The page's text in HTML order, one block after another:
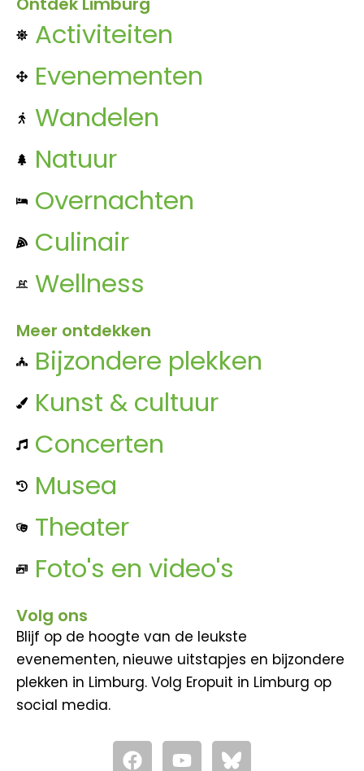
Activiteiten
Evenementen
Wandelen
Natuur
Overnachten
Culinair
Wellness
Meer ontdekken
Bijzondere plekken
Kunst & cultuur
Concerten
Musea
Theater
Foto's en video's
Volg ons
Blijf op de hoogte van de leukste
evenementen, nieuwe uitstapjes en bijzondere
plekken in Limburg. Volg Eropuit in Limburg op
social media.
F Y